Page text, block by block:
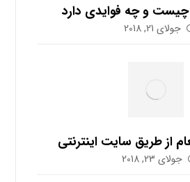
و چه فوایدی دارد
جولای 21, 2018
از طریق سایت اینترنتی
جولای 23, 2018